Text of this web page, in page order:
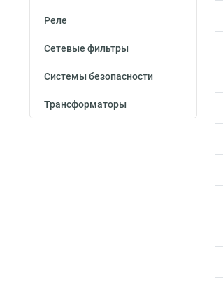
Реле
Сетевые фильтры
Системы безопасности
Трансформаторы